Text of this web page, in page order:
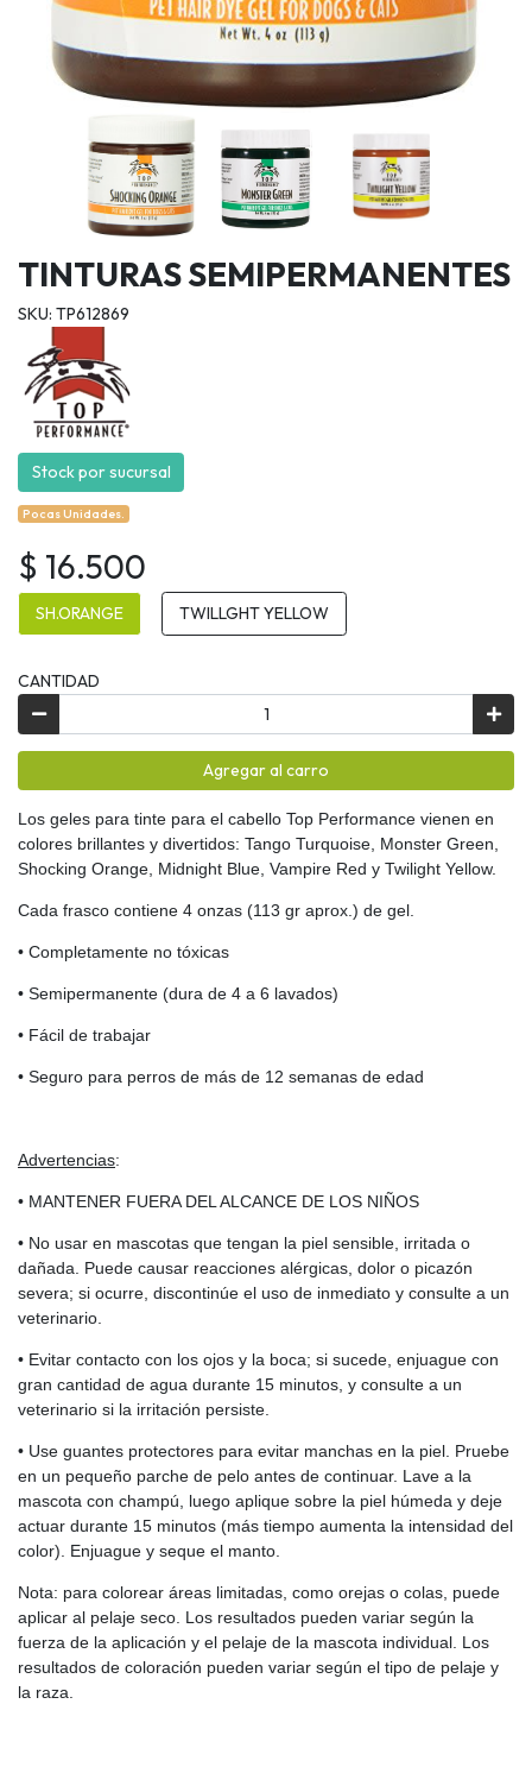
TINTURAS SEMIPERMANENTES
SKU: TP612869
Stock por sucursal
Pocas Unidades.
$ 16.500
SH.ORANGE TWILLGHT YELLOW
CANTIDAD
Agregar al carro
Los geles para tinte para el cabello Top Performance vienen en
colores brillantes y divertidos: Tango Turquoise, Monster Green,
Shocking Orange, Midnight Blue, Vampire Red y Twilight Yellow.
Cada frasco contiene 4 onzas (113 gr aprox.) de gel.
• Completamente no tóxicas
• Semipermanente (dura de 4 a 6 lavados)
• Fácil de trabajar
• Seguro para perros de más de 12 semanas de edad
Advertencias:
• MANTENER FUERA DEL ALCANCE DE LOS NIÑOS
• No usar en mascotas que tengan la piel sensible, irritada o
dañada. Puede causar reacciones alérgicas, dolor o picazón
severa; si ocurre, discontinúe el uso de inmediato y consulte a un
veterinario.
• Evitar contacto con los ojos y la boca; si sucede, enjuague con
gran cantidad de agua durante 15 minutos, y consulte a un
veterinario si la irritación persiste.
• Use guantes protectores para evitar manchas en la piel. Pruebe
en un pequeño parche de pelo antes de continuar. Lave a la
mascota con champú, luego aplique sobre la piel húmeda y deje
actuar durante 15 minutos (más tiempo aumenta la intensidad del
color). Enjuague y seque el manto.
Nota: para colorear áreas limitadas, como orejas o colas, puede
aplicar al pelaje seco. Los resultados pueden variar según la
fuerza de la aplicación y el pelaje de la mascota individual. Los
resultados de coloración pueden variar según el tipo de pelaje y
la raza.